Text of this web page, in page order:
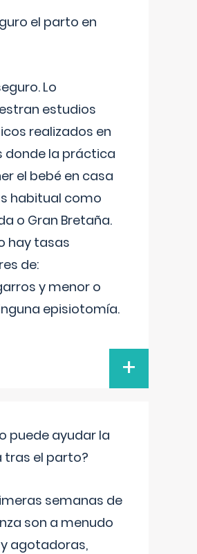
el parto en
Lo
estudios
realizados en
donde la práctica
el bebé en casa
habitual como
o Gran Bretaña.
hay tasas
de:
y menor o
episiotomía.
+
puede ayudar la
tras el parto?
semanas de
son a menudo
agotadoras,